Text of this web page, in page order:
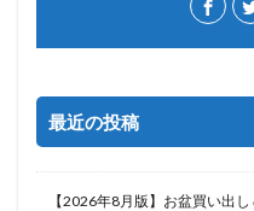
最近の投稿
【2026年8月版】お盆買い出